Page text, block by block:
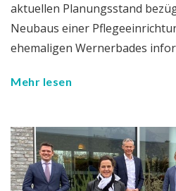
aktuellen Planungsstand
Neubaus einer
ehemaligen Wernerbades
Mehr lesen